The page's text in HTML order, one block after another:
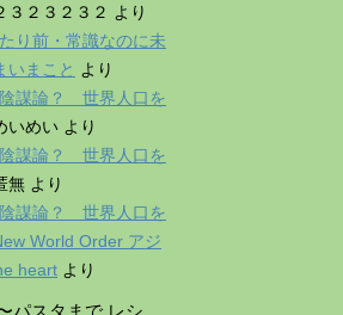
３２３２３２ より
り前・常識なのに未
いまこと より
謀論？ 世界人口を
いめい より
謀論？ 世界人口を
無 より
謀論？ 世界人口を
World Order アジ
heart より